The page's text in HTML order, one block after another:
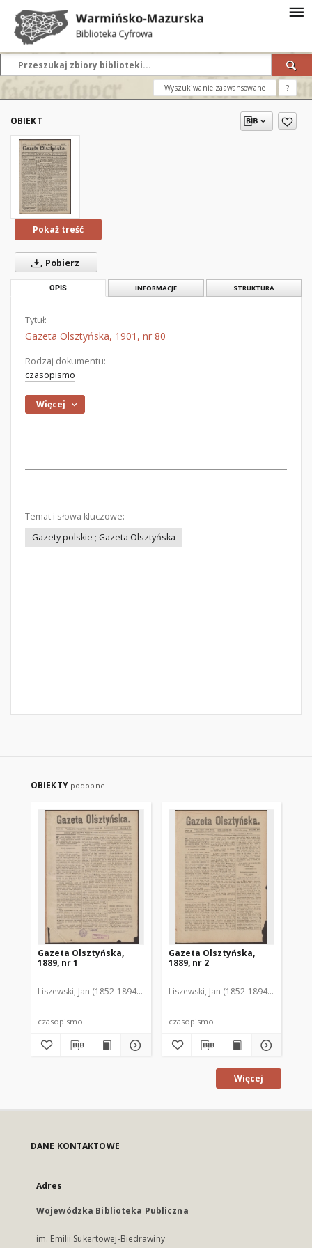
Wyszukiwanie zaawansowane ?
OBIEKT
Pokaż treść
Pobierz
OPIS INFORMACJE STRUKTURA
Tytuł:
Gazeta Olsztyńska, 1901, nr 80
Rodzaj dokumentu:
czasopismo
Więcej
Temat i słowa kluczowe:
Gazety polskie ; Gazeta Olsztyńska
OBIEKTY podobne
Gazeta Olsztyńska,
1889, nr 1
Liszewski, Jan (1852-1894). Red.
czasopismo
Gazeta Olsztyńska,
1889, nr 2
Liszewski, Jan (1852-1894). Red.
czasopismo
Więcej
DANE KONTAKTOWE
Adres
Wojewódzka Biblioteka Publiczna
im. Emilii Sukertowej-Biedrawiny